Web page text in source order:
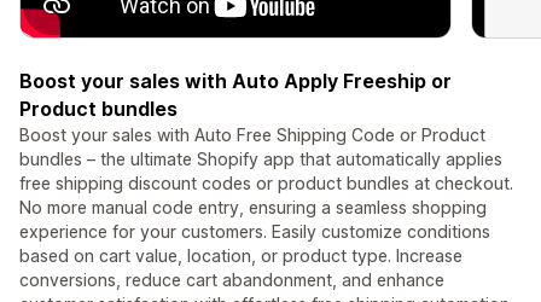
Boost your sales with Auto Apply Freeship or
Product bundles
Boost your sales with Auto Free Shipping Code or Product
bundles – the ultimate Shopify app that automatically applies
free shipping discount codes or product bundles at checkout.
No more manual code entry, ensuring a seamless shopping
experience for your customers. Easily customize conditions
based on cart value, location, or product type. Increase
conversions, reduce cart abandonment, and enhance